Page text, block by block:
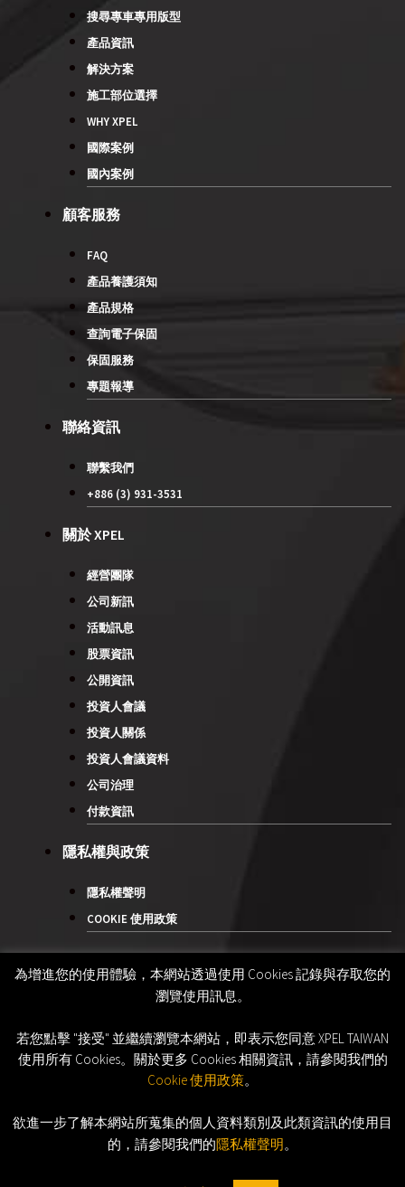
搜尋專車專用版型
產品資訊
解決方案
施工部位選擇
WHY XPEL
國際案例
國內案例
顧客服務
FAQ
產品養護須知
產品規格
查詢電子保固
保固服務
專題報導
聯絡資訊
聯繫我們
+886 (3) 931-3531
關於 XPEL
經營團隊
公司新訊
活動訊息
股票資訊
公開資訊
投資人會議
投資人關係
投資人會議資料
公司治理
付款資訊
隱私權與政策
隱私權聲明
COOKIE 使用政策
為增進您的使用體驗，本網站透過使用 Cookies 記錄與存取您的
瀏覽使用訊息。
若您點擊 "接受" 並繼續瀏覽本網站，即表示您同意 XPEL TAIWAN
使用所有 Cookies。關於更多 Cookies 相關資訊，請參閱我們的
Cookie 使用政策。
欲進一步了解本網站所蒐集的個人資料類別及此類資訊的使用目
的，請參閱我們的隱私權聲明。